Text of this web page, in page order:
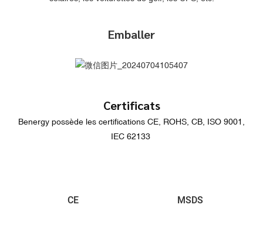
Emballer
Certificats
Benergy possède les certifications CE, ROHS, CB, ISO 9001,
IEC 62133
CE MSDS